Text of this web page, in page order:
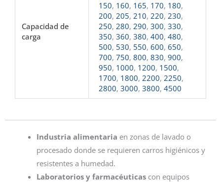
Capacidad de
carga
150, 160, 165, 170, 180,
200, 205, 210, 220, 230,
250, 280, 290, 300, 330,
350, 360, 380, 400, 480,
500, 530, 550, 600, 650,
700, 750, 800, 830, 900,
950, 1000, 1200, 1500,
1700, 1800, 2200, 2250,
2800, 3000, 3800, 4500
Industria alimentaria en zonas de lavado o
procesado donde se requieren carros higiénicos y
resistentes a humedad.
Laboratorios y farmacéuticascon equipos